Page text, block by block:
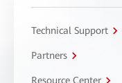
Technical Support
Partners
Resource Center